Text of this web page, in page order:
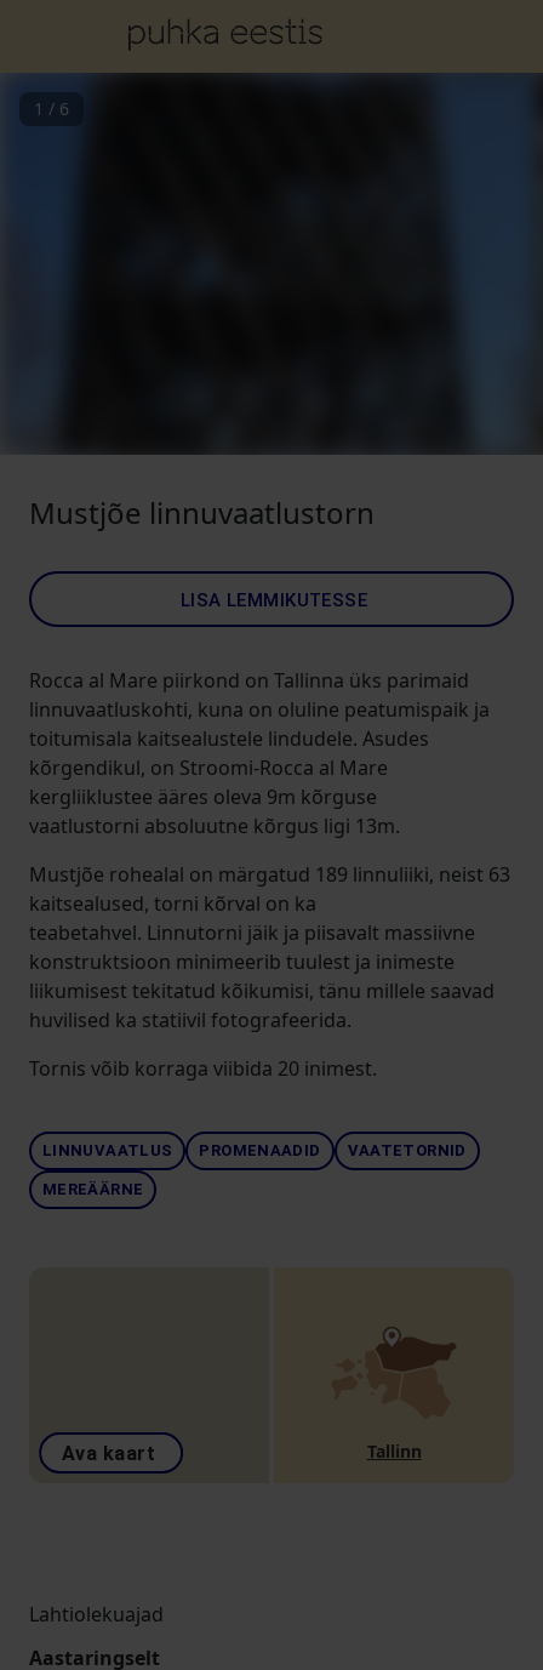
1 / 6
Mustjõe linnuvaatlustorn
LISA LEMMIKUTESSE
Rocca al Mare piirkond on Tallinna üks parimaid
linnuvaatluskohti, kuna on oluline peatumispaik ja
toitumisala kaitsealustele lindudele. Asudes
kõrgendikul, on Stroomi-Rocca al Mare
kergliiklustee ääres oleva 9m kõrguse
vaatlustorni absoluutne kõrgus ligi 13m.
Mustjõe rohealal on märgatud 189 linnuliiki, neist 63
kaitsealused, torni kõrval on ka
teabetahvel. Linnutorni jäik ja piisavalt massiivne
konstruktsioon minimeerib tuulest ja inimeste
liikumisest tekitatud kõikumisi, tänu millele saavad
huvilised ka statiivil fotografeerida.
Tornis võib korraga viibida 20 inimest.
LINNUVAATLUS PROMENAADID VAATETORNID
MEREÄÄRNE
Ava kaart Tallinn
Lahtiolekuajad
Aastaringselt